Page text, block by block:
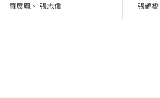
羅展鳳 張志偉 張鵲橋